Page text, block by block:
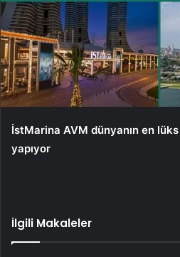
İstMarina AVM dünyanın en
yapıyor
İlgili Makaleler